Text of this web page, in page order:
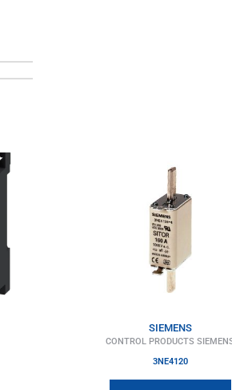
SIEMENS
CONTROL PRODUCTS
3NE4120